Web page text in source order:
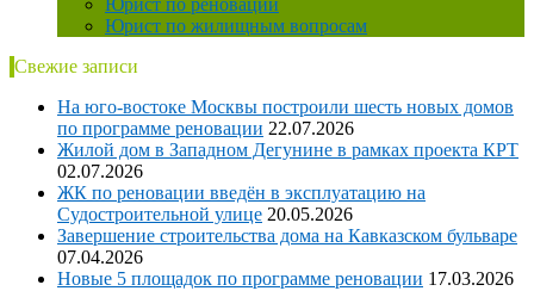
Юрист по реновации
Юрист по жилищным вопросам
Свежие записи
На юго-востоке Москвы построили шесть новых домов
по программе реновации 22.07.2026
Жилой дом в Западном Дегунине в рамках проекта КРТ
02.07.2026
ЖК по реновации введён в эксплуатацию на
Судостроительной улице 20.05.2026
Завершение строительства дома на Кавказском бульваре
07.04.2026
Новые 5 площадок по программе реновации 17.03.2026